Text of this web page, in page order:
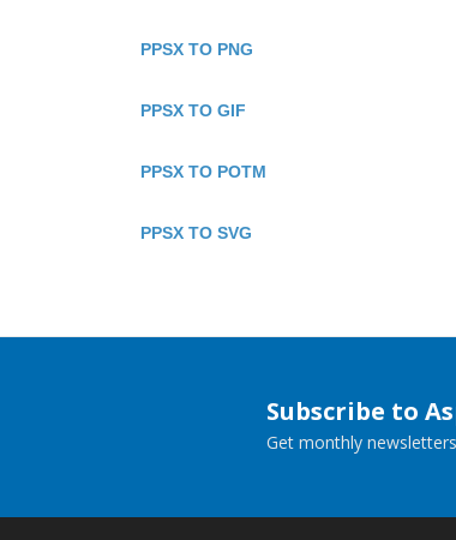
PPSX TO PNG
PPSX TO GIF
PPSX TO POTM
PPSX TO SVG
Subscribe to
Get monthly